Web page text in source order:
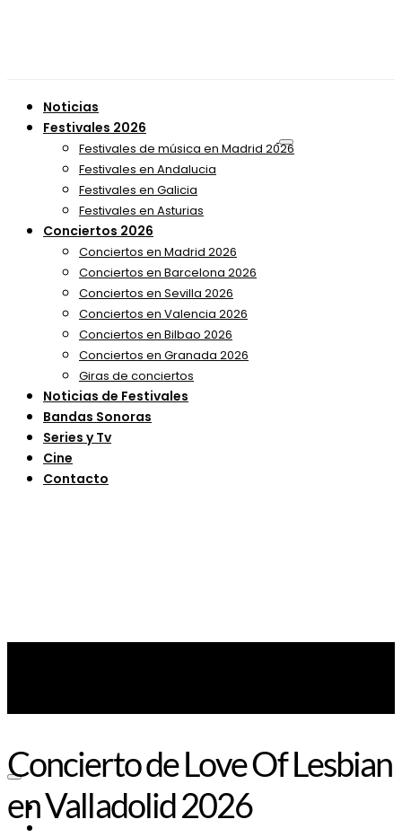
Noticias
Festivales 2026
Festivales de música en Madrid 2026
Festivales en Andalucia
Festivales en Galicia
Festivales en Asturias
Conciertos 2026
Conciertos en Madrid 2026
Conciertos en Barcelona 2026
Conciertos en Sevilla 2026
Conciertos en Valencia 2026
Conciertos en Bilbao 2026
Conciertos en Granada 2026
Giras de conciertos
Noticias de Festivales
Bandas Sonoras
Series y Tv
Cine
Contacto
Noticias
Concierto de Love Of Lesbian
en Valladolid 2026